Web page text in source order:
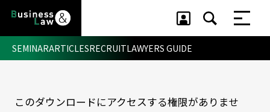
セミナー ・ 記事
SEMINARARTICLESRECRUITLAWYERS GUIDE
このダウンロードにアクセスする権限がありませ